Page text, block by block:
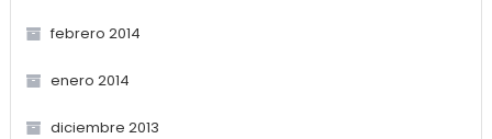
febrero 2014
enero 2014
diciembre 2013